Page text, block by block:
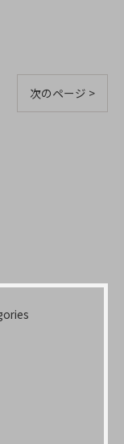
次のページ >